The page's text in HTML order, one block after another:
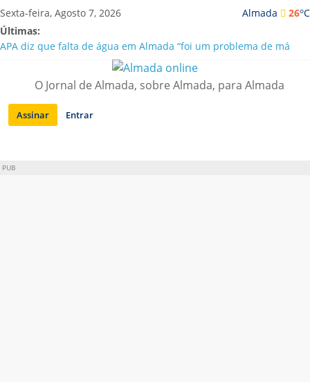
Saltar
para
conteúdo
Almada 26oC
Sexta-feira, Agosto 7, 2026
Últimas:
APA diz que falta de água em Almada “foi um problema de má
Laranjeiro | Cultura pop asiática invade a Casa Amarela
Ponte 25 de Abril celebra 60 anos com programa cultural entre
Lisboa e Almada
Situação de alerta em Almada renovada até final de Agosto
O Jornal de Almada, sobre Almada, para Almada
Assinar Entrar
PUB